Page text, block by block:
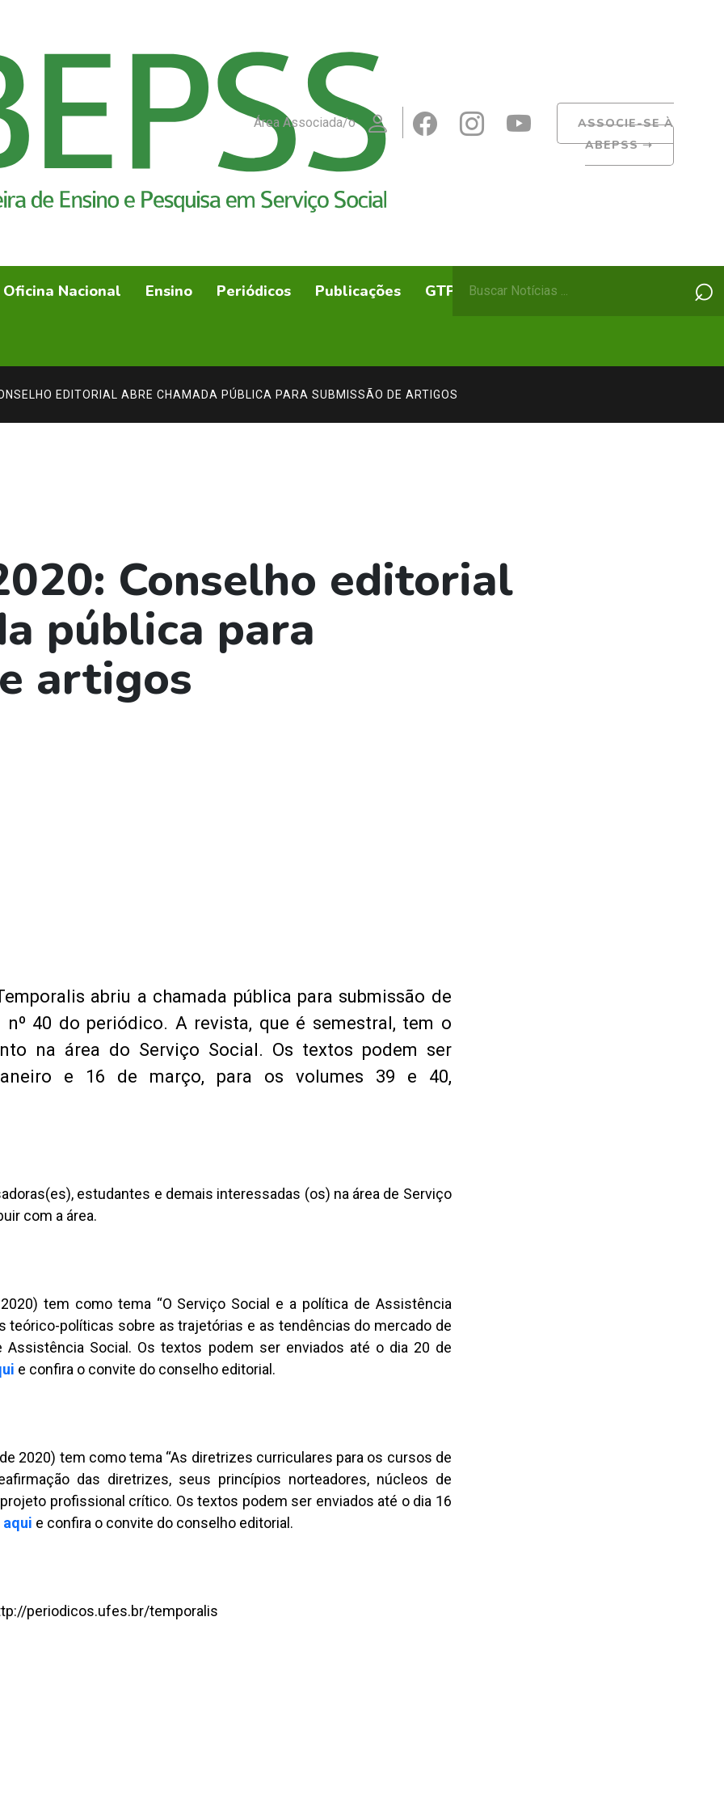
Área Associada/o
ASSOCIE-SE À
ABEPSS➝
Oficina Nacional Ensino Periódicos Publicações GTPs ABEPSS Itinerante
por:
⌕
EDITORIAL ABRE CHAMADA PÚBLICA PARA SUBMISSÃO DE ARTIGOS
Conselho editorial
pública para
artigos
abriu a chamada pública para submissão de
40 do periódico. A revista, que é semestral, tem o
na área do Serviço Social. Os textos podem ser
e 16 de março, para os volumes 39 e 40,
estudantes e demais interessadas (os) na área de Serviço
com a área.
tem como tema “O Serviço Social e a política de Assistência
teórico-políticas sobre as trajetórias e as tendências do mercado de
Social. Os textos podem ser enviados até o dia 20 de
e confira o convite do conselho editorial.
2020) tem como tema “As diretrizes curriculares para os cursos de
das diretrizes, seus princípios norteadores, núcleos de
profissional crítico. Os textos podem ser enviados até o dia 16
aqui e confira o convite do conselho editorial.
periodicos.ufes.br/temporalis